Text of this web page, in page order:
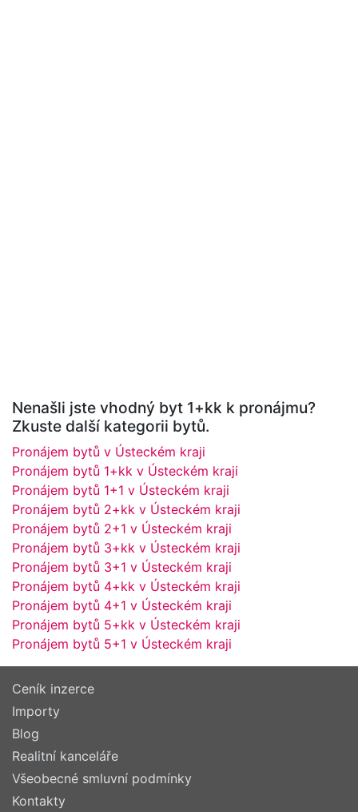
Nenašli jste vhodný byt 1+kk k pronájmu?
Zkuste další kategorii bytů.
Pronájem bytů v Ústeckém kraji
Pronájem bytů 1+kk v Ústeckém kraji
Pronájem bytů 1+1 v Ústeckém kraji
Pronájem bytů 2+kk v Ústeckém kraji
Pronájem bytů 2+1 v Ústeckém kraji
Pronájem bytů 3+kk v Ústeckém kraji
Pronájem bytů 3+1 v Ústeckém kraji
Pronájem bytů 4+kk v Ústeckém kraji
Pronájem bytů 4+1 v Ústeckém kraji
Pronájem bytů 5+kk v Ústeckém kraji
Pronájem bytů 5+1 v Ústeckém kraji
Ceník inzerce
Importy
Blog
Realitní kanceláře
Všeobecné smluvní podmínky
Kontakty